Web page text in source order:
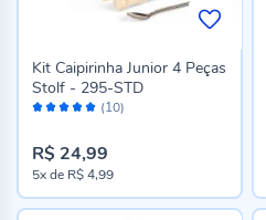
Avaliação: (10)
Kit Caipirinha Junior 4 Peças
Stolf - 295-STD
R$ 24,99
5xde R$ 4,99